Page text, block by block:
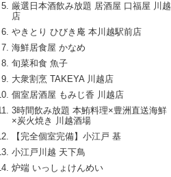
厳選日本酒飲み放題 居酒屋 口福屋 川越
店
やきとり ひびき庵 本川越駅前店
海鮮居食屋 かなめ
旬菜和食 魚子
大衆割烹 TAKEYA 川越店
個室居酒屋 もみじ香 川越店
3時間飲み放題 本鮪料理×豊洲直送海鮮
×炭火焼き 川越酒場
【完全個室完備】小江戸 基
小江戸川越 天下鳥
炉端 いっしょけんめい